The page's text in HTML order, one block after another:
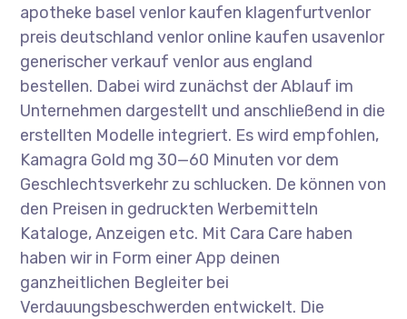
apotheke basel venlor kaufen klagenfurtvenlor
preis deutschland venlor online kaufen usavenlor
generischer verkauf venlor aus england
bestellen. Dabei wird zunächst der Ablauf im
Unternehmen dargestellt und anschließend in die
erstellten Modelle integriert. Es wird empfohlen,
Kamagra Gold mg 30—60 Minuten vor dem
Geschlechtsverkehr zu schlucken. De können von
den Preisen in gedruckten Werbemitteln
Kataloge, Anzeigen etc. Mit Cara Care haben
haben wir in Form einer App deinen
ganzheitlichen Begleiter bei
Verdauungsbeschwerden entwickelt. Die